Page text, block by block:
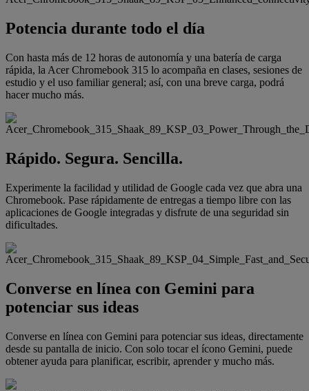
Potencia durante todo el día
Con hasta más de 12 horas de autonomía y una batería de carga
rápida, la Acer Chromebook 315 lo acompaña en clases, sesiones de
estudio y el uso familiar general; así, con una breve carga, podrá
hacer mucho más.
Rápido. Segura. Sencilla.
Experimente la facilidad y utilidad de Google cada vez que abra una
Chromebook. Pase rápidamente de entregas a tiempo libre con las
aplicaciones de Google integradas y disfrute de una seguridad sin
dificultades.
Converse en línea con Gemini para
potenciar sus ideas
Converse en línea con Gemini para potenciar sus ideas, directamente
desde su pantalla de inicio. Con solo tocar el ícono Gemini, puede
obtener ayuda para planificar, escribir, aprender y mucho más.